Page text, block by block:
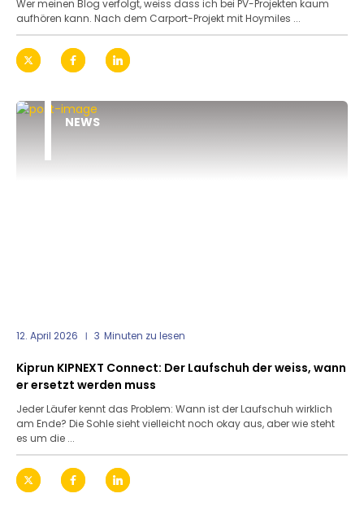
Wer meinen Blog verfolgt, weiss dass ich bei PV-Projekten kaum
aufhören kann. Nach dem Carport-Projekt mit Hoymiles ...
NEWS
12. April 2026 3 Minuten zu lesen
Kiprun KIPNEXT Connect: Der Laufschuh der weiss, wann
er ersetzt werden muss
Jeder Läufer kennt das Problem: Wann ist der Laufschuh wirklich
am Ende? Die Sohle sieht vielleicht noch okay aus, aber wie steht
es um die ...